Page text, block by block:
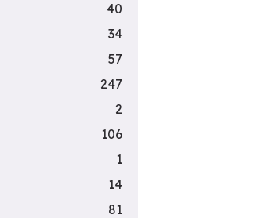
40
34
57
247
2
106
1
14
81